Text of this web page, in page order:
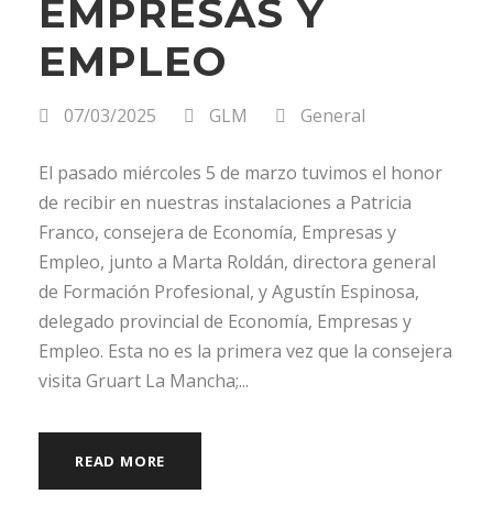
EMPRESAS Y
EMPLEO
07/03/2025 GLM General
El pasado miércoles 5 de marzo tuvimos el honor
de recibir en nuestras instalaciones a Patricia
Franco, consejera de Economía, Empresas y
Empleo, junto a Marta Roldán, directora general
de Formación Profesional, y Agustín Espinosa,
delegado provincial de Economía, Empresas y
Empleo. Esta no es la primera vez que la consejera
visita Gruart La Mancha;...
READ MORE